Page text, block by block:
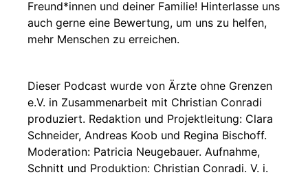
Freund*innen und deiner Familie! Hinterlasse uns
auch gerne eine Bewertung, um uns zu helfen,
mehr Menschen zu erreichen.
Dieser Podcast wurde von Ärzte ohne Grenzen
e.V. in Zusammenarbeit mit Christian Conradi
produziert. Redaktion und Projektleitung: Clara
Schneider, Andreas Koob und Regina Bischoff.
Moderation: Patricia Neugebauer. Aufnahme,
Schnitt und Produktion: Christian Conradi. V. i.